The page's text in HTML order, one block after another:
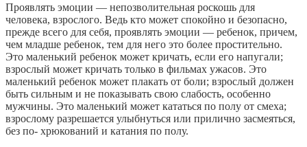
Проявлять эмоции — непозволительная роскошь для
человека, взрослого. Ведь кто может спокойно и безопасно,
прежде всего для себя, проявлять эмоции — ребенок, причем,
чем младше ребенок, тем для него это более простительно.
Это маленький ребенок может кричать, если его напугали;
взрослый может кричать только в фильмах ужасов. Это
маленький ребенок может плакать от боли; взрослый должен
быть сильным и не показывать свою слабость, особенно
мужчины. Это маленький может кататься по полу от смеха;
взрослому разрешается улыбнуться или прилично засмеяться,
без по- хрюкований и катания по полу.